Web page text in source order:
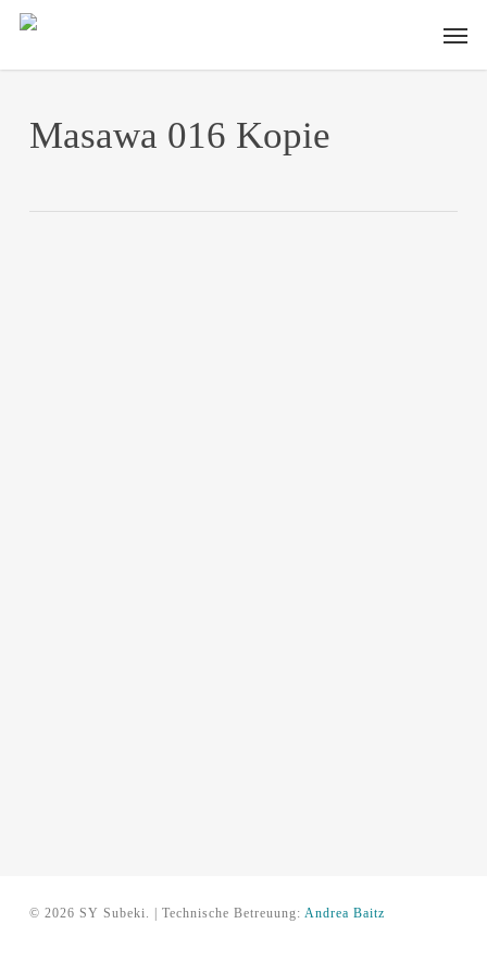
Skip
main
Masawa 016 Kopie
© 2026 SY Subeki. | Technische Betreuung: Andrea Baitz